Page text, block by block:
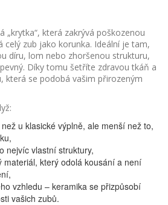
„krytka“, která zakrývá poškozenou
celý zub jako korunka. Ideální je tam,
díru, lom nebo zhoršenou strukturu,
Díky tomu šetříte zdravou tkáň a
která se podobá vašim přirozeným
u klasické výplně, ale menší než to,
nejvíc vlastní struktury,
materiál, který odolá kousání a není
vzhledu – keramika se přizpůsobí
vašich zubů.